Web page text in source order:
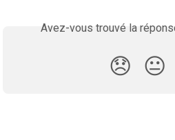
Avez-vous trouvé la
😞 😐